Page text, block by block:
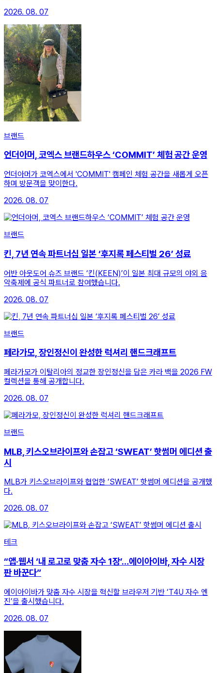
2026. 08. 07
브랜드
언더아머, 코엑스 브랜드하우스 ‘COMMIT’ 체험 공간 운영
언더아머가 코엑스에서 'COMMIT' 캠페인 체험 공간을 새롭게 오픈
하며 방문객을 맞이한다.
2026. 08. 07
브랜드
킨, 7년 연속 파트너십 일본 ‘후지록 페스티벌 26’ 성료
어반 아웃도어 슈즈 브랜드 ‘킨(KEEN)’이 일본 최대 규모의 야외 음
악축제에 공식 파트너로 참여했습니다.
2026. 08. 07
브랜드
페라가모, 장인정신이 완성한 럭셔리 핸드크래프트
페라가모가 이탈리아의 정교한 장인정신을 담은 카라 백을 2026 FW
컬렉션을 통해 공개합니다.
2026. 08. 07
브랜드
MLB, 키스오브라이프와 손잡고 ‘SWEAT’ 핫썸머 에디션 출
시
MLB가 키스오브라이프와 협업한 ‘SWEAT’ 핫썸머 에디션을 공개했
다.
2026. 08. 07
테크
“앱·웹서 ‘내 로고로 맞춤 자수 1장’…에이아이바, 자수 시장
판 바꾼다”
에이아이바가 맞춤 자수 시장을 혁신할 브라우저 기반 ‘T4U 자수 엔
진’을 출시했습니다.
2026. 08. 07